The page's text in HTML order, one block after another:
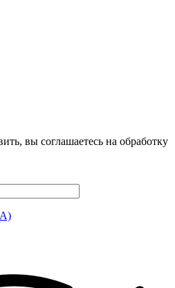
вы соглашаетесь на обработку